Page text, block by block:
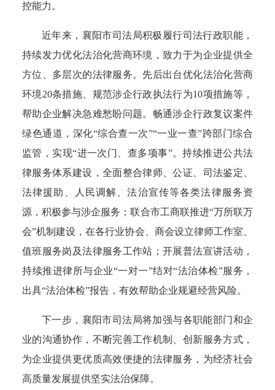
控能力。
近年来，襄阳市司法局积极履行司法行政职能，
持续发力优化法治化营商环境，致力于为企业提供全
方位、多层次的法律服务。先后出台优化法治化营商
环境20条措施、规范涉企行政执法行为10项措施等，
帮助企业解决急难愁盼问题。畅通涉企行政复议案件
绿色通道，深化“综合查一次”“一业一查”跨部门综合
监管，实现“进一次门、查多项事”。持续推进公共法
律服务体系建设，全面整合律师、公证、司法鉴定、
法律援助、人民调解、法治宣传等各类法律服务资
源，积极参与涉企服务；联合市工商联推进“万所联万
会”机制建设，在各行业协会、商会设立律师工作室、
值班服务岗及法律服务工作站；开展普法宣讲活动，
持续推进律所与企业“一对一”结对“法治体检”服务，
出具“法治体检”报告，有效帮助企业规避经营风险。
下一步，襄阳市司法局将加强与各职能部门和企
业的沟通协作，不断完善工作机制、创新服务方式，
为企业提供更优质高效便捷的法律服务，为经济社会
高质量发展提供坚实法治保障。